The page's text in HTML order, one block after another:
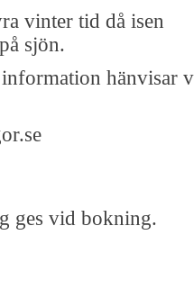
vinter tid då isen
sjön.
hänvisar
ges vid bokning.